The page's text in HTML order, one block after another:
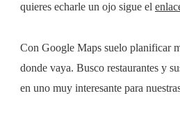
quieres echarle un ojo sigue el
Con Google Maps suelo planificar
donde vaya. Busco restaurantes y
en uno muy interesante para